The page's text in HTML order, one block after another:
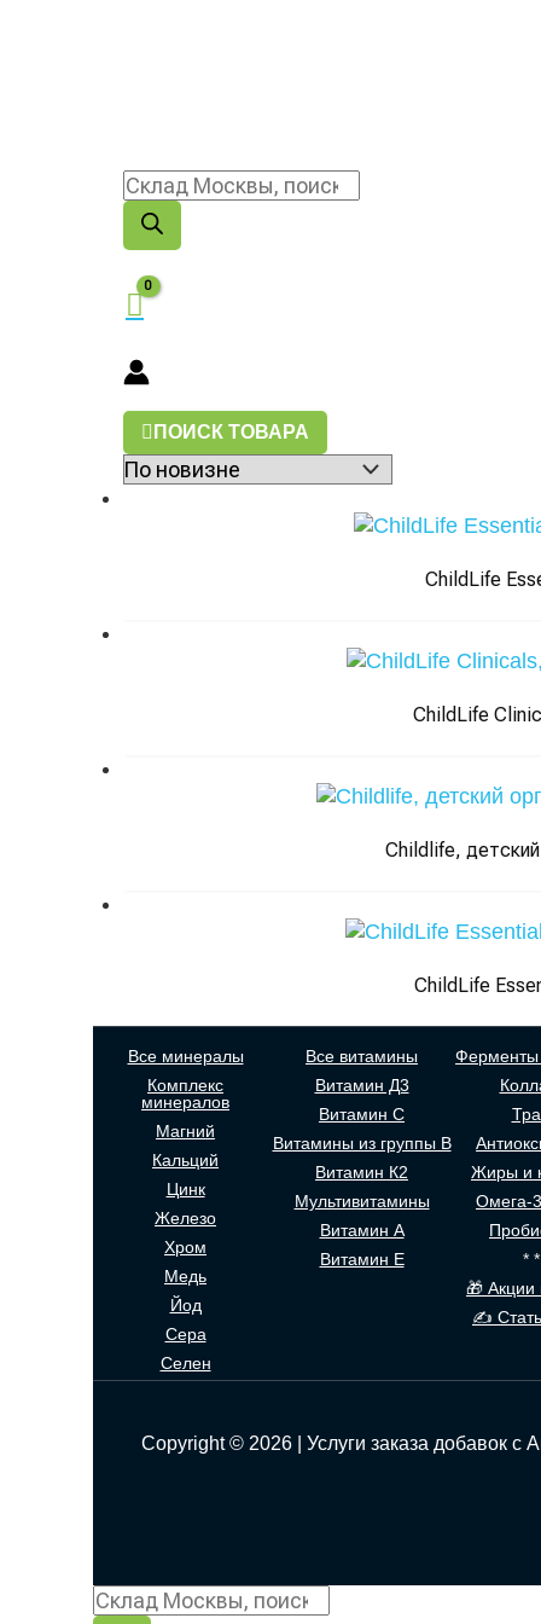
ПОИСК ТОВАРА
ChildLife
ChildLife
Childlife,
ChildLife
Все минералы
Комплекс
минералов
Магний
Кальций
Цинк
Железо
Хром
Медь
Йод
Сера
Селен
Все витамины
Витамин Д3
Витамин С
Витамины из группы В
Витамин К2
Мультивитамины
Витамин А
Витамин Е
Ферменты
Жиры и
Омега-
*
🎁 Акции
✍
Copyright © 2026 | Услуги заказа добавок с